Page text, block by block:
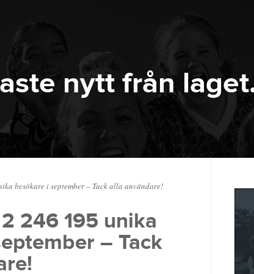
nytt från
besökare i september – Tack alla användare!
246 195 unika
– Tack